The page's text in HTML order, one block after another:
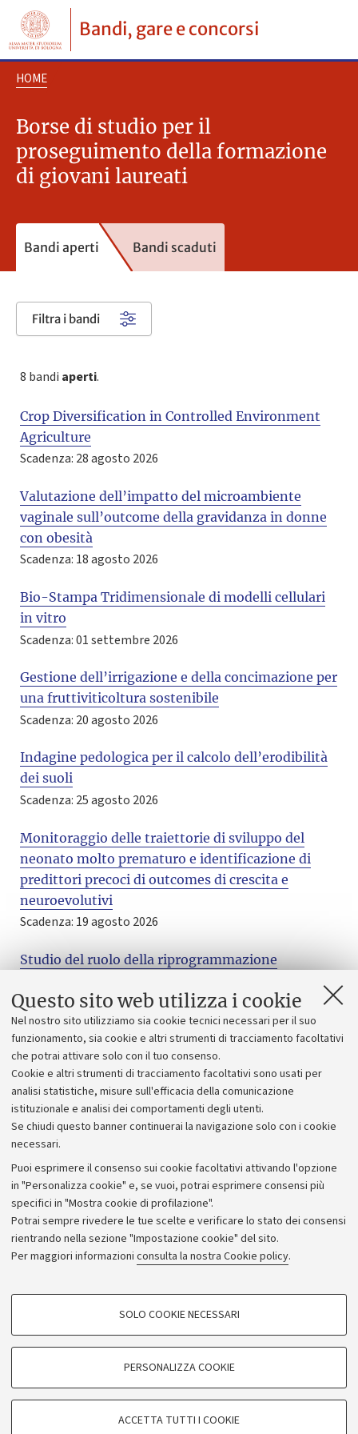
Questo sito web utilizza i cookie
Nel nostro sito utilizziamo sia cookie tecnici necessari per il suo
funzionamento, sia cookie e altri strumenti di tracciamento facoltativi
che potrai attivare solo con il tuo consenso.
Cookie e altri strumenti di tracciamento facoltativi sono usati per
analisi statistiche, misure sull'efficacia della comunicazione
istituzionale e analisi dei comportamenti degli utenti.
Se chiudi questo banner continuerai la navigazione solo con i cookie
necessari.
Puoi esprimere il consenso sui cookie facoltativi attivando l'opzione
in "Personalizza cookie" e, se vuoi, potrai esprimere consensi più
specifici in "Mostra cookie di profilazione".
Potrai sempre rivedere le tue scelte e verificare lo stato dei consensi
rientrando nella sezione "Impostazione cookie" del sito.
Per maggiori informazioni consulta la nostra Cookie policy.
COOKIE DI PROFILAZIONE - FACOLTATIVI
degli utenti, creare profili in base al loro comportamento sul sito, per analisi
di marketing.
SOLO COOKIE NECESSARI
PERSONALIZZA COOKIE
ACCETTA TUTTI I COOKIE
Bandi, gare e concorsi
HOME
Borse di studio per il
proseguimento della formazione
di giovani laureati
Bandi aperti Bandi scaduti
Filtra i bandi
8 bandi aperti.
Crop Diversification in Controlled Environment
Agriculture
Scadenza: 28 agosto 2026
Valutazione dell’impatto del microambiente
vaginale sull’outcome della gravidanza in donne
con obesità
Scadenza: 18 agosto 2026
Bio-Stampa Tridimensionale di modelli cellulari
in vitro
Scadenza: 01 settembre 2026
Gestione dell’irrigazione e della concimazione per
una fruttiviticoltura sostenibile
Scadenza: 20 agosto 2026
Indagine pedologica per il calcolo dell’erodibilità
dei suoli
Scadenza: 25 agosto 2026
Monitoraggio delle traiettorie di sviluppo del
neonato molto prematuro e identificazione di
predittori precoci di outcomes di crescita e
neuroevolutivi
Scadenza: 19 agosto 2026
Studio del ruolo della riprogrammazione
modelli preclinici di HCC
Scadenza: 01 settembre 2026
Estrazione e caratterizzazione mediante LC-UV e
LC-MS di Tassolo e derivati da campioni vegetali
Scadenza: 24 agosto 2026
Privacy
Note legali
NormAteneo
Impostazioni Cookie
©Copyright 2024 - ALMA MATER STUDIORUM - Università di
Bologna - Via Zamboni, 33 - 40126 Bologna - PI: 01131710376 -